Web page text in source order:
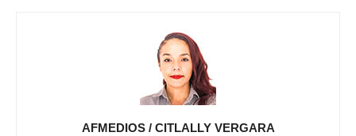
AFMEDIOS / CITLALLY VERGARA